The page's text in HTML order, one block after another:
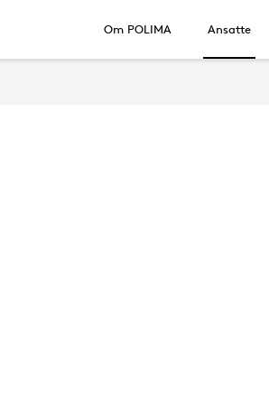
Om POLIMA Ansatte